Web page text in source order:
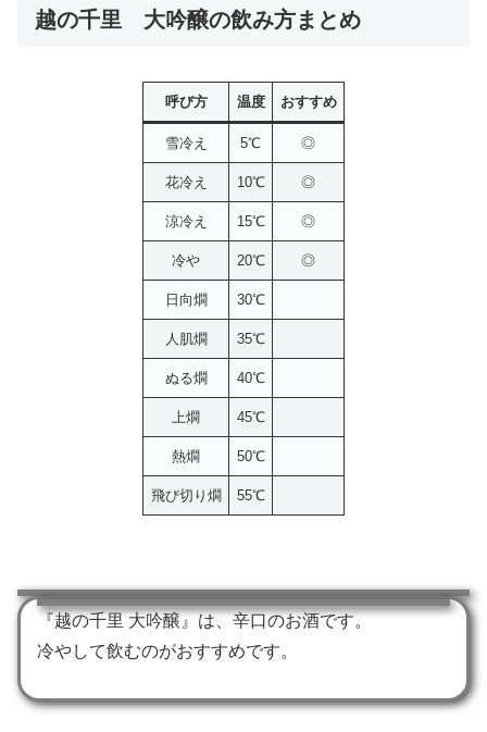
越の千里 大吟醸の飲み方まとめ
呼び方 温度 おすすめ
雪冷え 5℃ ◎
花冷え 10℃ ◎
涼冷え 15℃ ◎
冷や 20℃ ◎
日向燗 30℃
人肌燗 35℃
ぬる燗 40℃
上燗 45℃
熱燗 50℃
飛び切り燗 55℃
『越の千里 大吟醸』は、辛口のお酒です。
冷やして飲むのがおすすめです。